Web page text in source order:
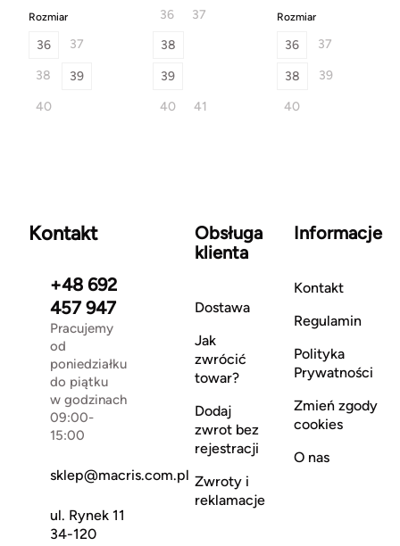
Rozmiar
36 37
38
39
40
36
37
38
39
40
41
Rozmiar
36 37
38 39
40
Kontakt
+48 692
457 947
Pracujemy
od
poniedziałku
do piątku
w godzinach
09:00-
15:00
sklep@macris.com.pl
ul. Rynek 11
34-120
Obsługa
klienta
Dostawa
Jak
zwrócić
towar?
Dodaj
zwrot bez
rejestracji
Zwroty i
reklamacje
Informacje
Kontakt
Regulamin
Polityka
Prywatności
Zmień zgody
cookies
O nas